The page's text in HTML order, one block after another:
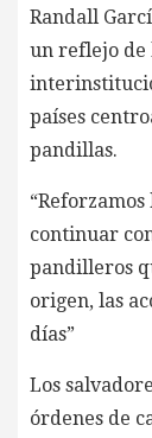
Randall
un reflejo de
países
pandillas.
continuar
pandilleros
origen, las
días”
Los
órdenes de